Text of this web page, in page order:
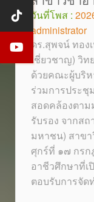
วันที่โพส :
administrator
ดร.สุพจน์ ทอง
เชี่ยวชาญ) วิท
ด้วยคณะผู้บริ
ร่วมการประชุ
สอดคล้องตาม
รับรอง จากส
มหาชน) สาข
ศุกร์ที่ ๑๗ กร
อาชีวศึกษาที่เ
ตอบรับการจัด